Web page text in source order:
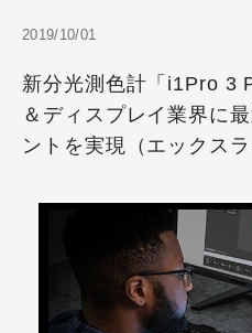
2019/10/01
新分光測色計「i1Pro 3
＆ディスプレイ業界に
ントを実現（エックスラ